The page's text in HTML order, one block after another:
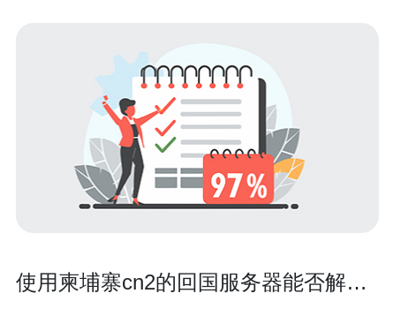
使用柬埔寨cn2的回国服务器能否解决